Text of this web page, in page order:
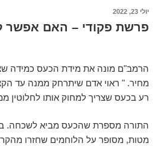
יולי 23, 2022
פרשת פקודי – האם אפשר
הרמב"ם מונה את מידת הכעס כמידה
מחיר. " ראוי אדם שיתרחק ממנה עד
רע בכעס שצריך למחוק אותו לחלוטין
התורה מספרת שהכעס מביא לשכחה.
מטות, מסופר על הלוחמים שחזרו מהקרב